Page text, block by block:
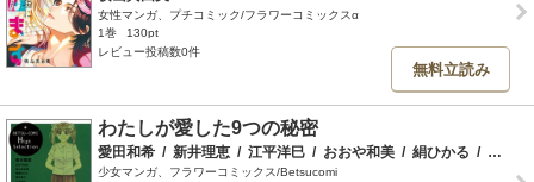
女性マンガ、プチコミック/フラワーコミックスα
1巻
130pt
レビュー投稿数0件
無料立読み
わたしが愛した9つの秘密
愛田和希 / 新井理恵 / 江平洋巳 / おおや和美 / 絹ひかる /
少女マンガ、フラワーコミックス/Betsucomi